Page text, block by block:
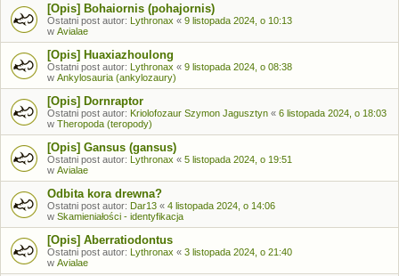
[Opis] Bohaiornis (pohajornis)
Ostatni post autor: Lythronax « 9 listopada 2024, o 10:13
w Avialae
[Opis] Huaxiazhoulong
Ostatni post autor: Lythronax « 9 listopada 2024, o 08:38
w Ankylosauria (ankylozaury)
[Opis] Dornraptor
Ostatni post autor: Kriolofozaur Szymon Jagusztyn « 6 listopada 2024, o 18:03
w Theropoda (teropody)
[Opis] Gansus (gansus)
Ostatni post autor: Lythronax « 5 listopada 2024, o 19:51
w Avialae
Odbita kora drewna?
Ostatni post autor: Dar13 « 4 listopada 2024, o 14:06
w Skamieniałości - identyfikacja
[Opis] Aberratiodontus
Ostatni post autor: Lythronax « 3 listopada 2024, o 21:40
w Avialae